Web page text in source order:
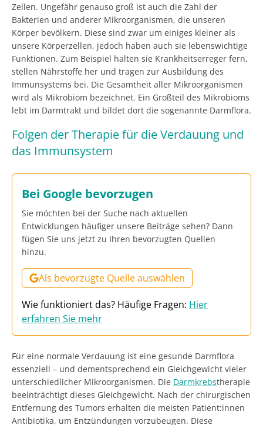
Zellen. Ungefähr genauso groß ist auch die Zahl der
Bakterien und anderer Mikroorganismen, die unseren
Körper bevölkern. Diese sind zwar um einiges kleiner als
unsere Körperzellen, jedoch haben auch sie lebenswichtige
Funktionen. Zum Beispiel halten sie Krankheitserreger fern,
stellen Nährstoffe her und tragen zur Ausbildung des
Immunsystems bei. Die Gesamtheit aller Mikroorganismen
wird als Mikrobiom bezeichnet. Ein Großteil des Mikrobioms
lebt im Darmtrakt und bildet dort die sogenannte Darmflora.
Folgen der Therapie für die Verdauung und
das Immunsystem
Bei Google bevorzugen
Sie möchten bei der Suche nach aktuellen
Entwicklungen häufiger unsere Beiträge sehen? Dann
fügen Sie uns jetzt zu Ihren bevorzugten Quellen
hinzu.
Als bevorzugte Quelle auswählen
Wie funktioniert das? Häufige Fragen: Hier
erfahren Sie mehr
Für eine normale Verdauung ist eine gesunde Darmflora
essenziell – und dementsprechend ein Gleichgewicht vieler
unterschiedlicher Mikroorganismen. Die Darmkrebstherapie
beeinträchtigt dieses Gleichgewicht. Nach der chirurgischen
Entfernung des Tumors erhalten die meisten Patient:innen
Antibiotika, um Entzündungen vorzubeugen. Diese